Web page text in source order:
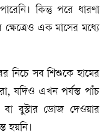
কিন্তু পরে ধারণা
এক মাসের মধ্যে
নিচে সব শিশুকে হামের
যদিও এখন পর্যন্ত পাঁচ
বুস্টার ডোজ দেওয়ার
হয়নি।